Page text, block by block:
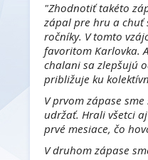
"Zhodnotiť takéto
zápal pre hru a chuť
ročníky. V tomto
favoritom Karlovka.
chalani sa zlepšujú
približuje ku
V prvom zápase
udržať. Hrali všetci
prvé mesiace, čo
V druhom zápase